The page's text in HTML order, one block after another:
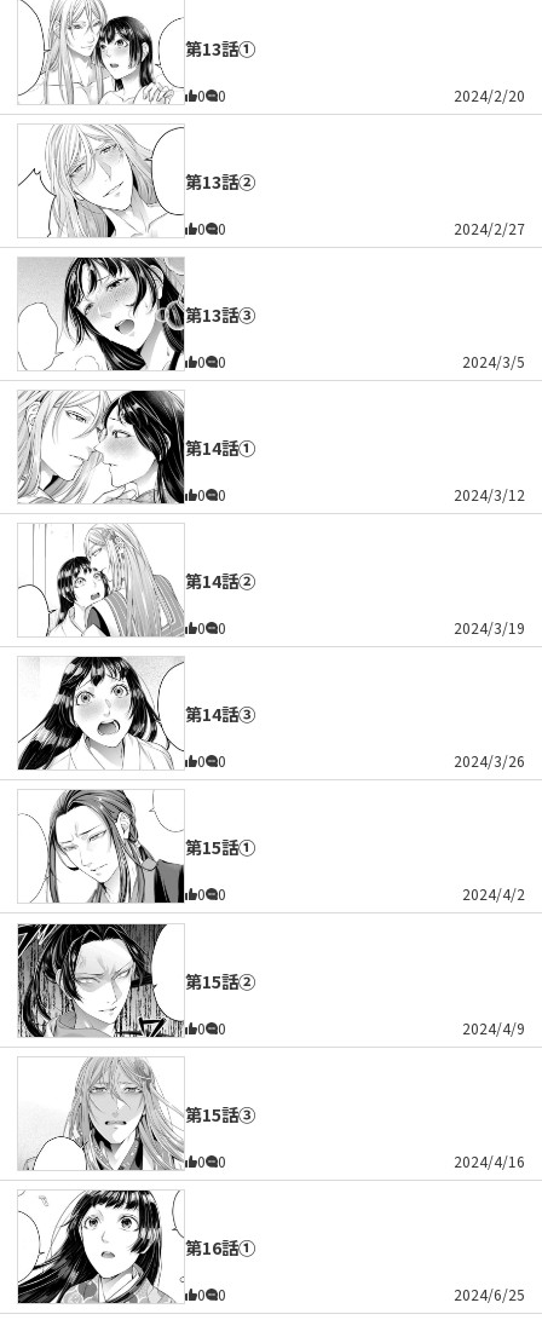
第13話①
0 0 2024/2/20
第13話②
0 0 2024/2/27
第13話③
0 0 2024/3/5
第14話①
0 0 2024/3/12
第14話②
0 0 2024/3/19
第14話③
0 0 2024/3/26
第15話①
0 0 2024/4/2
第15話②
0 0 2024/4/9
第15話③
0 0 2024/4/16
第16話①
0 0 2024/6/25